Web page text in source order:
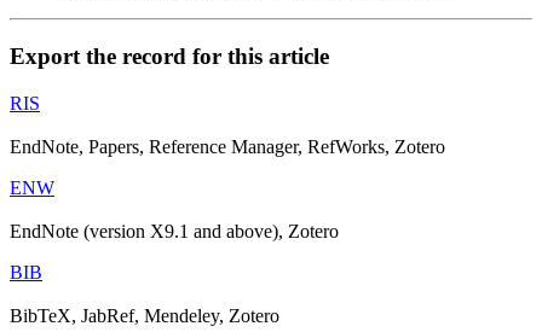
Export the record for this article
RIS
EndNote, Papers, Reference Manager, RefWorks, Zotero
ENW
EndNote (version X9.1 and above), Zotero
BIB
BibTeX, JabRef, Mendeley, Zotero